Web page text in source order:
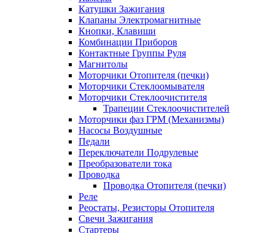
Катушки Зажигания
Клапаны Электромагнитные
Кнопки, Клавиши
Комбинации Приборов
Контактные Группы Руля
Магнитолы
Моторчики Отопителя (печки)
Моторчики Стеклоомывателя
Моторчики Стеклоочистителя
Трапеции Стеклоочистителей
Моторчики фаз ГРМ (Механизмы)
Насосы Воздушные
Педали
Переключатели Подрулевые
Преобразователи тока
Проводка
Проводка Отопителя (печки)
Реле
Реостаты, Резисторы Отопителя
Свечи Зажигания
Стартеры